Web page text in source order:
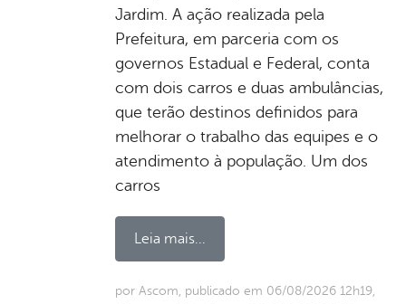
Jardim. A ação realizada pela
Prefeitura, em parceria com os
governos Estadual e Federal, conta
com dois carros e duas ambulâncias,
que terão destinos definidos para
melhorar o trabalho das equipes e o
atendimento à população. Um dos
carros
Leia mais...
por Ascom, publicado em 06/08/2026 12h19,